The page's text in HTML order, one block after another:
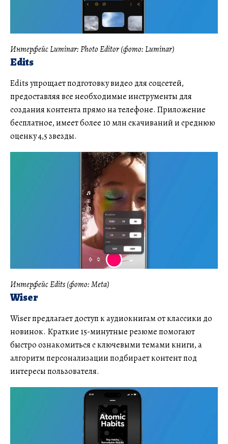
Интерфейс Luminar: Photo Editor (фото: Luminar)
Edits
Edits упрощает подготовку видео для соцсетей,
предоставляя все необходимые инструменты для
создания контента прямо на телефоне. Приложение
бесплатное, имеет более 10 млн скачиваний и среднюю
оценку 4,5 звезды.
Интерфейс Edits (фото: Meta)
Wiser
Wiser предлагает доступ к аудиокнигам от классики до
новинок. Краткие 15-минутные резюме помогают
быстро ознакомиться с ключевыми темами книги, а
алгоритм персонализации подбирает контент под
интересы пользователя.